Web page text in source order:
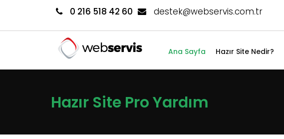
0 216 518 42 60 destek@webservis.com.tr
Ana Sayfa Hazır Site Nedir?
Hazır Site Pro Yardım